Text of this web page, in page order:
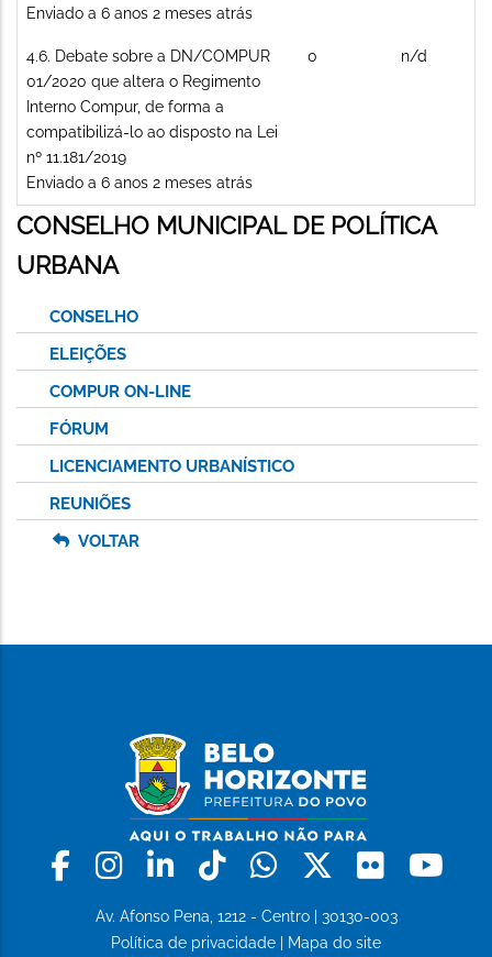
Enviado a 6 anos 2 meses atrás
Tópico
normal
4.6. Debate sobre a DN/COMPUR
01/2020 que altera o Regimento
Interno Compur, de forma a
compatibilizá-lo ao disposto na Lei
nº 11.181/2019
Enviado a 6 anos 2 meses atrás
0 n/d
CONSELHO MUNICIPAL DE POLÍTICA
URBANA
CONSELHO
ELEIÇÕES
COMPUR ON-LINE
FÓRUM
LICENCIAMENTO URBANÍSTICO
REUNIÕES
VOLTAR
Facebook
Instagram
LinkedinTiktokWhatsapp
X Flickr
Av. Afonso Pena, 1212 - Centro | 30130-003
Política de privacidade
Mapa do site